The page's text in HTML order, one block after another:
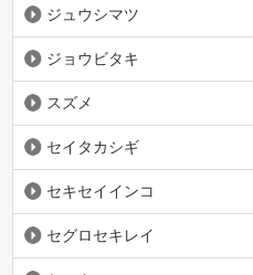
ジュウシマツ
ジョウビタキ
スズメ
セイタカシギ
セキセイインコ
セグロセキレイ